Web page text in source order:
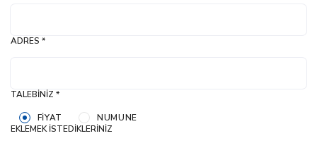
ADRES *
TALEBINIZ *
FIYAT
NUMUNE
EKLEMEK İSTEDIKLERINIZ